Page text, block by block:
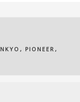
, PIONEER ,